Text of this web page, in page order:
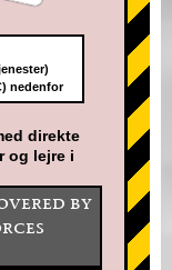
nedenfor
direkte
og lejre i
by